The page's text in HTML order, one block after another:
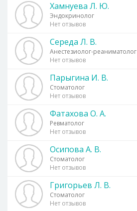
Хамнуева Л. Ю.
Эндокринолог
Нет отзывов
Середа Л. В.
Анестезиолог-реаниматолог
Нет отзывов
Парыгина И. В.
Стоматолог
Нет отзывов
Фатахова О. А.
Ревматолог
Нет отзывов
Осипова А. В.
Стоматолог
Нет отзывов
Григорьев Л. В.
Стоматолог
Нет отзывов